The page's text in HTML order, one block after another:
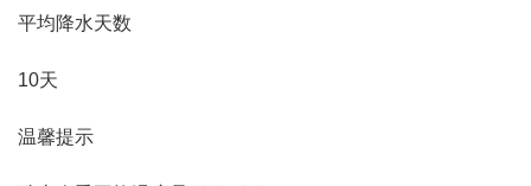
平均降水天数
10天
温馨提示